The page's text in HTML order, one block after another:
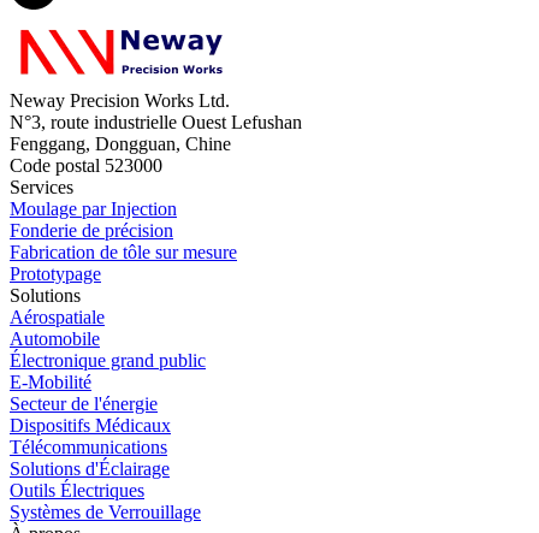
Neway Precision Works Ltd.
N°3, route industrielle Ouest Lefushan
Fenggang, Dongguan, Chine
Code postal 523000
Services
Moulage par Injection
Fonderie de précision
Fabrication de tôle sur mesure
Prototypage
Solutions
Aérospatiale
Automobile
Électronique grand public
E-Mobilité
Secteur de l'énergie
Dispositifs Médicaux
Télécommunications
Solutions d'Éclairage
Outils Électriques
Systèmes de Verrouillage